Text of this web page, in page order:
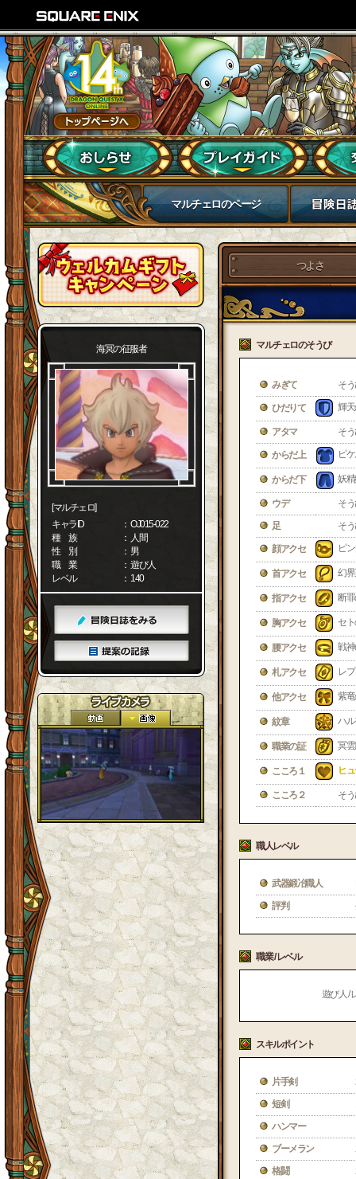
マルチェロのページ
海冥の征服者
[マルチェロ]
キャラID
： OJ015-022
種 族
： 人間
性 別
： 男
職 業
： 遊び人
レベル
： 140
つよさ
マルチェロのそうび
みぎて そ
ひだりて 輝
アタマ そ
からだ上 ピ
からだ下 妖
ウデ
そ
足
そ
顔アクセ ピ
首アクセ 幻
指アクセ 断
胸アクセ セ
腰アクセ 戦
札アクセ レ
他アクセ 紫
紋章 ハ
職業の証 冥
こころ１ ヒ
こころ２ そ
職人レベル
武器鍛冶職人
評判
職業 / レベル
遊び人 /
スキルポイント
片手剣
短剣
ハンマー
ブーメラン
格闘